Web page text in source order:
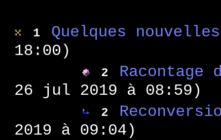
:
WA 53 :
WA 51 :
:
WA 49:
WA 48: la
1
Quelques nouvelles
18:00)
2
Racontage
26 jul 2019 à 08:59)
2
2019 à 09:04)